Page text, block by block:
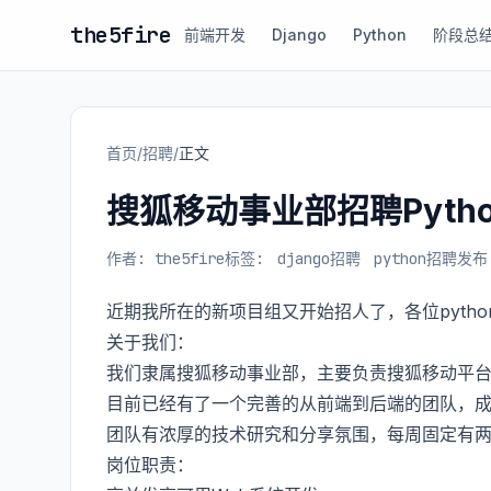
the5fire 前端开发 Django Python 阶段总
首页/招聘/正文
搜狐移动事业部招聘
作者: the5fire标签: django招聘 python招聘发
近期我所在的新项目组又开始招人了，各位
关于我们：
我们隶属搜狐移动事业部，主要负责搜狐移动平
目前已经有了一个完善的从前端到后端的团队，
团队有浓厚的技术研究和分享氛围，每周固定有
岗位职责：